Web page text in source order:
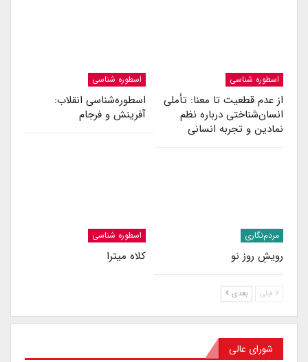
اسطوره شناسی
از عدم قطعیت تا معنا: تأملی
انسان‌شناختی درباره نظم
نمادین و تجربه انسانی
اسطوره شناسی
اسطوره‌شناسی انقلاب:
آفرینش و فرجام
مردم‌نگاری
رویشِ روز نو
اسطوره شناسی
کلاه میترا
قبلی بعدی
شورای عالی